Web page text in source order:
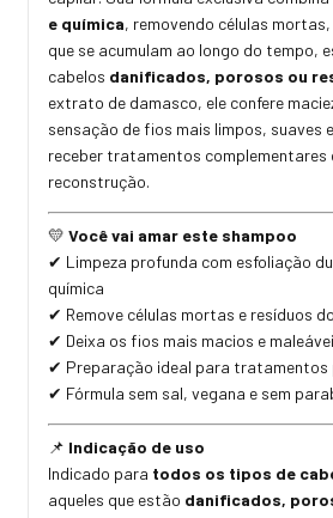
e química, removendo células
que se acumulam ao longo do tempo,
cabelos danificados, porosos ou
extrato de damasco, ele confere
sensação de fios mais limpos, suaves
receber tratamentos complementares
reconstrução.
💛 Você vai amar este shampoo
✔ Limpeza profunda com esfoliação
química
✔ Remove células mortas e resíduos
✔ Deixa os fios mais macios e maleá
✔ Preparação ideal para tratamentos
✔ Fórmula sem sal, vegana e sem
📌 Indicação de uso
Indicado para todos os tipos de
aqueles que estão danificados,